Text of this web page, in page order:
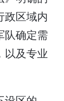
政区域内
队确定需
以及专业